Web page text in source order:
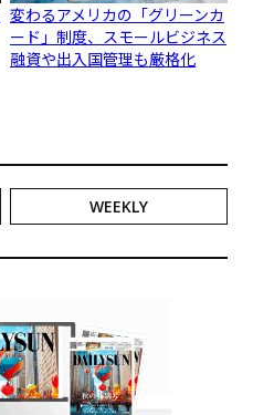
変わるアメリカの「グリーンカ
ード」制度、スモールビジネス
融資や出入国管理も厳格化
WEEKLY